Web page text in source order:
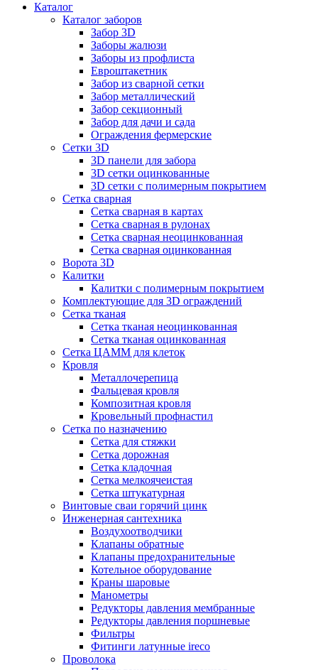
Каталог
Каталог заборов
Забор 3D
Заборы жалюзи
Заборы из профлиста
Евроштакетник
Забор из сварной сетки
Забор металлический
Забор секционный
Забор для дачи и сада
Ограждения фермерские
Сетки 3D
3D панели для забора
3D сетки оцинкованные
3D сетки с полимерным покрытием
Сетка сварная
Сетка сварная в картах
Сетка сварная в рулонах
Сетка сварная неоцинкованная
Сетка сварная оцинкованная
Ворота 3D
Калитки
Калитки с полимерным покрытием
Комплектующие для 3D ограждений
Сетка тканая
Сетка тканая неоцинкованная
Сетка тканая оцинкованная
Сетка ЦАММ для клеток
Кровля
Металлочерепица
Фальцевая кровля
Композитная кровля
Кровельный профнастил
Сетка по назначению
Сетка для стяжки
Сетка дорожная
Сетка кладочная
Сетка мелкоячеистая
Сетка штукатурная
Винтовые сваи горячий цинк
Инженерная сантехника
Воздухоотводчики
Клапаны обратные
Клапаны предохранительные
Котельное оборудование
Краны шаровые
Манометры
Редукторы давления мембранные
Редукторы давления поршневые
Фильтры
Фитинги латунные ireco
Проволока